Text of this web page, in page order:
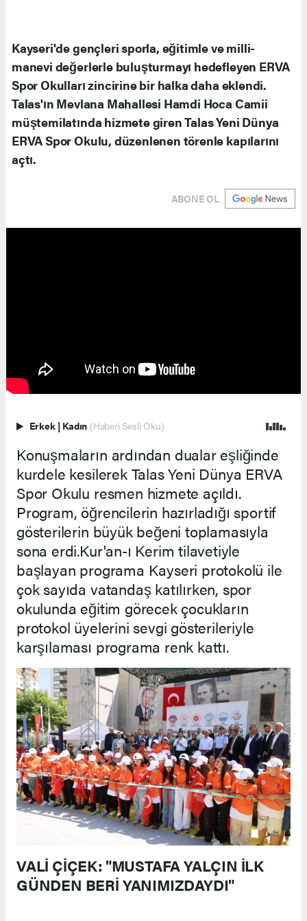
Kayseri'de gençleri sporla, eğitimle ve milli-
manevi değerlerle buluşturmayı hedefleyen ERVA
Spor Okulları zincirine bir halka daha eklendi.
Talas'ın Mevlana Mahallesi Hamdi Hoca Camii
müştemilatında hizmete giren Talas Yeni Dünya
ERVA Spor Okulu, düzenlenen törenle kapılarını
açtı.
ABONE OL
Erkek | Kadın (Haberi Sesli Oku)
Konuşmaların ardından dualar eşliğinde
kurdele kesilerek Talas Yeni Dünya ERVA
Spor Okulu resmen hizmete açıldı.
Program, öğrencilerin hazırladığı sportif
gösterilerin büyük beğeni toplamasıyla
sona erdi.Kur'an-ı Kerim tilavetiyle
başlayan programa Kayseri protokolü ile
çok sayıda vatandaş katılırken, spor
okulunda eğitim görecek çocukların
protokol üyelerini sevgi gösterileriyle
karşılaması programa renk kattı.
VALİ ÇİÇEK: "MUSTAFA YALÇIN İLK
GÜNDEN BERİ YANIMIZDAYDI"